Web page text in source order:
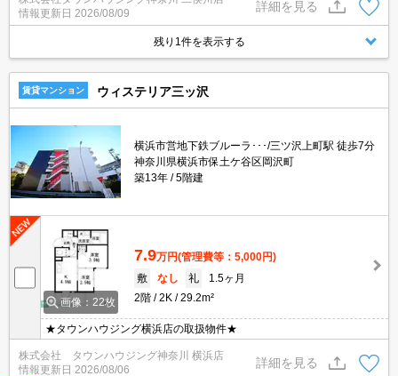
情報更新日 2026/08/09
詳細を見る
残り1件を表示する
賃貸マンション ウィステリア三ッ沢
横浜市営地下鉄ブルーラ･･･/三ツ沢上町駅 徒歩7分
神奈川県横浜市保土ケ谷区岡沢町
築13年
5階建
画像：22枚
7.9万円(管理費等：5,000円)
敷
なし 礼
1.5ヶ月
2階
2K 29.2m²
★タウンハウジング横浜店の取扱物件★
株式会社 タウンハウジング神奈川 横浜店
情報更新日 2026/08/06
詳細を見る